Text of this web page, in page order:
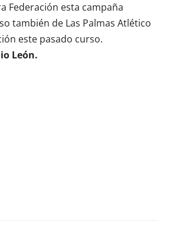
Federación esta campaña
también de Las Palmas Atlético
este pasado curso.
León.